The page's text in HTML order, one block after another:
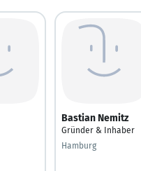
Bastian Nemitz
Gründer & Inhaber
Hamburg